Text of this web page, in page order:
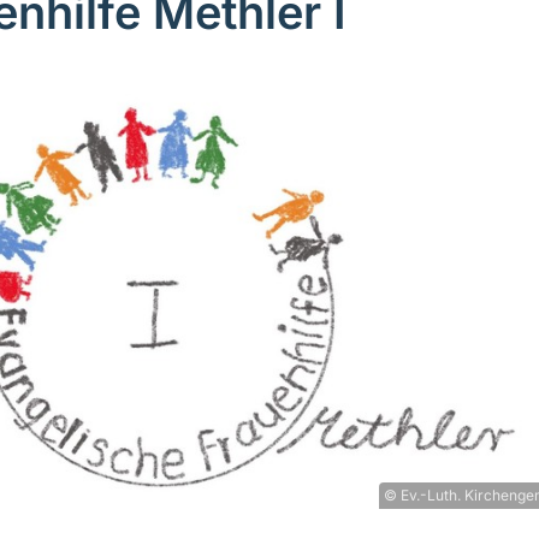
Methler I
© Ev.-Luth.